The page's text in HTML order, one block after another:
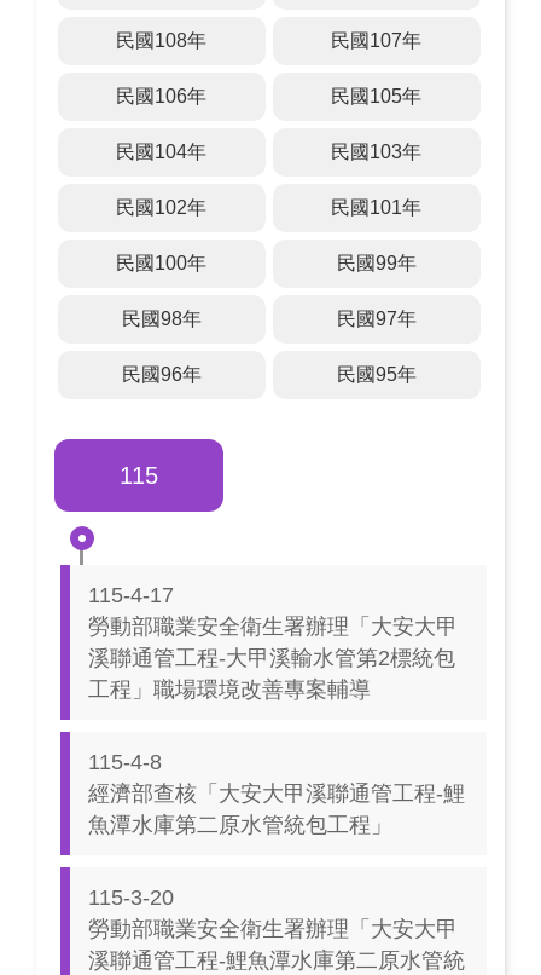
民國108年 民國107年
民國106年 民國105年
民國104年 民國103年
民國102年 民國101年
民國100年 民國99年
民國98年 民國97年
民國96年 民國95年
115
115-4-17
勞動部職業安全衛生署辦理「大安大甲
溪聯通管工程-大甲溪輸水管第2標統包
工程」職場環境改善專案輔導
115-4-8
經濟部查核「大安大甲溪聯通管工程-鯉
魚潭水庫第二原水管統包工程」
115-3-20
勞動部職業安全衛生署辦理「大安大甲
溪聯通管工程-鯉魚潭水庫第二原水管統